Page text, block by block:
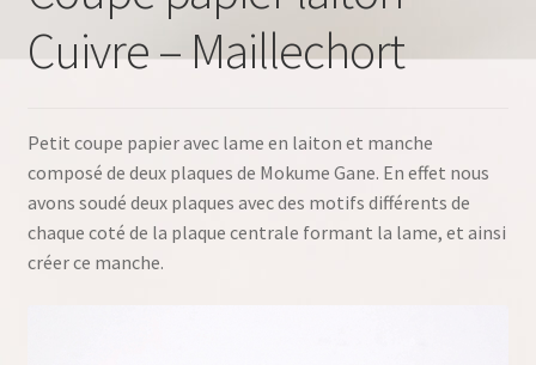
Contact
Cuivre – Maillechort
Petit coupe papier avec lame en laiton et manche
composé de deux plaques de Mokume Gane. En effet nous
avons soudé deux plaques avec des motifs différents de
chaque coté de la plaque centrale formant la lame, et ainsi
créer ce manche.